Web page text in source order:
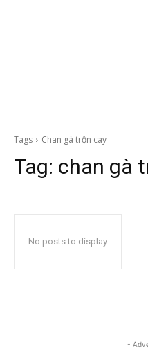
Tags Chan gà trộn cay
Tag: chan gà
No posts to display
-